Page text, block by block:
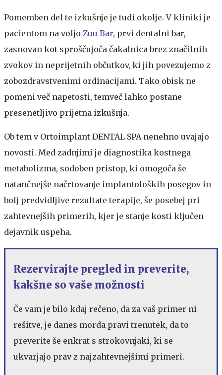
Pomemben del te izkušnje je tudi okolje. V kliniki je
pacientom na voljo Zuu Bar, prvi dentalni bar,
zasnovan kot sproščujoča čakalnica brez značilnih
zvokov in neprijetnih občutkov, ki jih povezujemo z
zobozdravstvenimi ordinacijami. Tako obisk ne
pomeni več napetosti, temveč lahko postane
presenetljivo prijetna izkušnja.
Ob tem v Ortoimplant DENTAL SPA nenehno uvajajo
novosti. Med zadnjimi je diagnostika kostnega
metabolizma, sodoben pristop, ki omogoča še
natančnejše načrtovanje implantoloških posegov in
bolj predvidljive rezultate terapije, še posebej pri
zahtevnejših primerih, kjer je stanje kosti ključen
dejavnik uspeha.
Rezervirajte pregled in preverite,
kakšne so vaše možnosti
Če vam je bilo kdaj rečeno, da za vaš primer ni
rešitve, je danes morda pravi trenutek, da to
preverite še enkrat s strokovnjaki, ki se
ukvarjajo prav z najzahtevnejšimi primeri.